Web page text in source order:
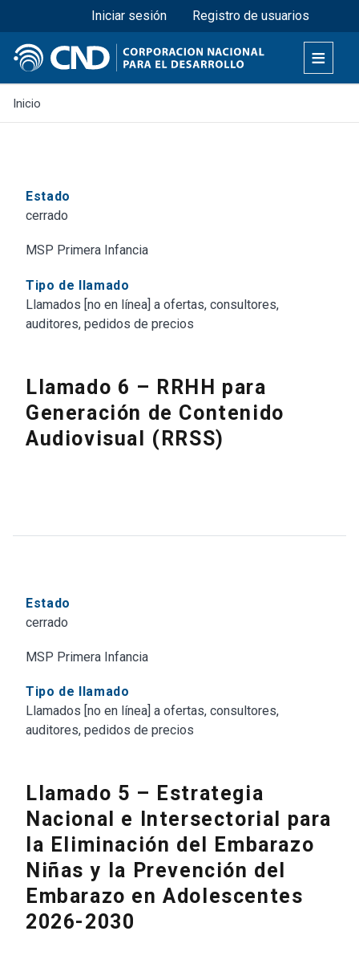
Pasar
al
contenido
principal
Menú superior
Iniciar sesión Registro de usuarios
Inicio
Estado
cerrado
MSP Primera Infancia
Tipo de llamado
Llamados [no en línea] a ofertas, consultores,
auditores, pedidos de precios
Llamado 6 – RRHH para
Generación de Contenido
Audiovisual (RRSS)
Estado
cerrado
MSP Primera Infancia
Tipo de llamado
Llamados [no en línea] a ofertas, consultores,
auditores, pedidos de precios
Llamado 5 – Estrategia
Nacional e Intersectorial para
la Eliminación del Embarazo
Niñas y la Prevención del
Embarazo en Adolescentes
2026-2030